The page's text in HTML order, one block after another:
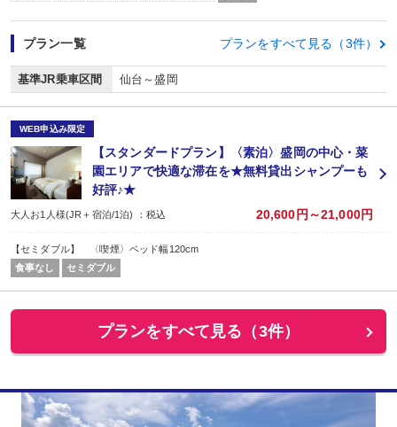
プラン一覧 プランをすべて見る（3件）
基準JR乗車区間 仙台～盛岡
WEB申込み限定
【スタンダードプラン】〈素泊〉盛岡の中心・菜
園エリアで快適な滞在を★無料貸出シャンプーも
好評♪★
大人お1人様(JR＋宿泊/1泊) ：税込 20,600円～21,000円
【セミダブル】 〈喫煙〉ベッド幅120cm
食事なし
セミダブル
プランをすべて見る（3件）